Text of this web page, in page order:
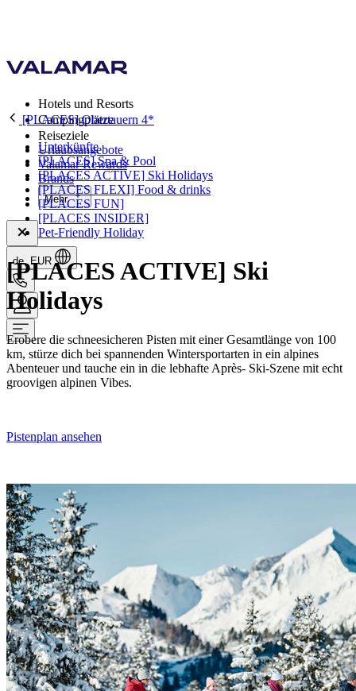
Hotels und Resorts
Campingplätze
Reiseziele
Urlaubsangebote
Valamar Rewards
Brands
Mehr
de, EUR
[PLACES] Obertauern 4*
Unterkünfte
[PLACES] Spa & Pool
[PLACES ACTIVE] Ski Holidays
[PLACES FLEXI] Food & drinks
[PLACES FUN]
[PLACES INSIDER]
Pet-Friendly Holiday
[PLACES ACTIVE] Ski
Holidays
Erobere die schneesicheren Pisten mit einer Gesamtlänge von 100
km, stürze dich bei spannenden Wintersportarten in ein alpines
Abenteuer und tauche ein in die lebhafte Après- Ski-Szene mit echt
groovigen alpinen Vibes.
Pistenplan ansehen